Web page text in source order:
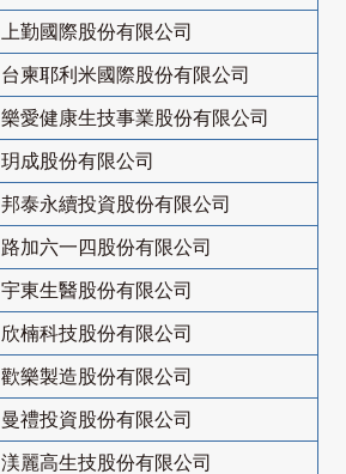
上勤國際股份有限公司
台柬耶利米國際股份有限公司
樂愛健康生技事業股份有限公司
玥成股份有限公司
邦泰永續投資股份有限公司
路加六一四股份有限公司
宇東生醫股份有限公司
欣楠科技股份有限公司
歡樂製造股份有限公司
曼禮投資股份有限公司
渼麗高生技股份有限公司